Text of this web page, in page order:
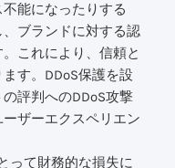
能になったりする
ブランドに対する認
これにより、信頼と
す。DDoS保護を設
評判へのDDoS攻撃
ザーエクスペリエン
って財務的な損失に